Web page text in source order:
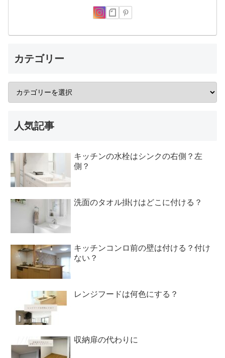
カテゴリー
人気記事
キッチンの水栓はシンクの右側？左
側？
洗面のタオル掛けはどこに付ける？
キッチンコンロ前の壁は付ける？付け
ない？
レンジフードは何色にする？
収納扉の代わりに